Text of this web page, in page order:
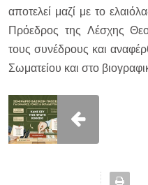
αποτελεί μαζί με το
Πρόεδρος της Λέσχης
τους συνέδρους και
Σωματείου και στο